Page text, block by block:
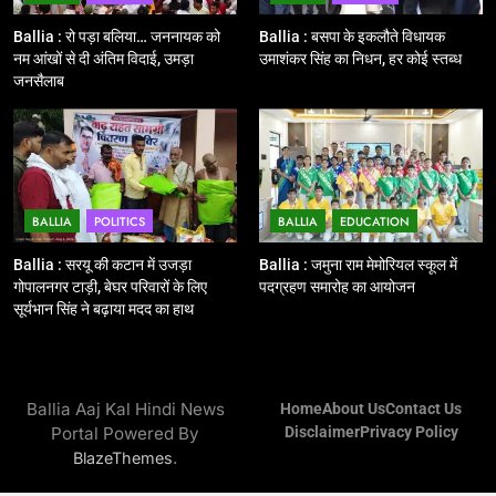
12
Ballia : बलिया रेलवे स्टेशन का अपर
महाप्रबंधक ने किया निरीक्षण
13
Ballia : त्यौहारों पर शांति व्यवस्था को
लेकर पुलिस ने किया रूट मार्च
BALLIA NATIONAL
14
15
Ballia : रो पड़ा बलिया… जननायक को
नम आंखों से दी अंतिम विदाई, उमड़ा
जनसैलाब
Ballia : बसपा के इकलौते विधायक
उमाशंकर सिंह का निधन, हर कोई स्तब्ध
BALLIA POLITICS
Ballia : सरयू की कटान में उजड़ा
गोपालनगर टाड़ी, बेघर परिवारों के लिए
सूर्यभान सिंह ने बढ़ाया मदद का हाथ
BALLIA EDUCATION
Ballia : जमुना राम मेमोरियल स्कूल में
पदग्रहण समारोह का आयोजन
Ballia Aaj Kal Hindi News
Portal Powered By
BlazeThemes.
HomeAbout UsContact Us
DisclaimerPrivacy Policy